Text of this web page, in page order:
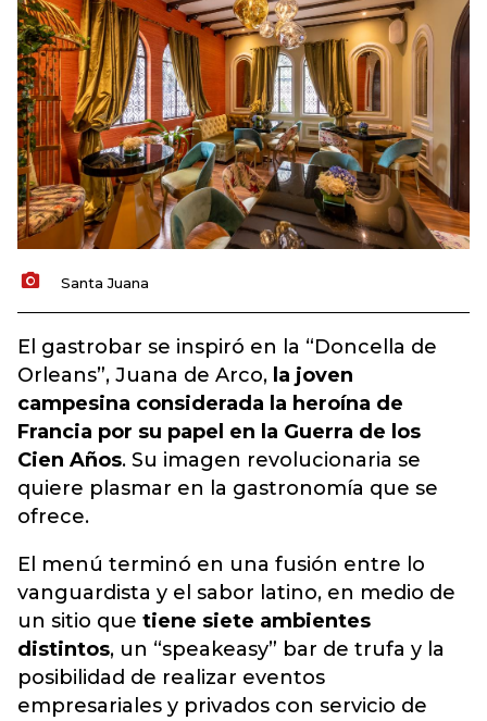
Santa Juana
El gastrobar se inspiró en la “Doncella de
Orleans”, Juana de Arco, la joven
campesina considerada la heroína de
Francia por su papel en la Guerra de los
Cien Años. Su imagen revolucionaria se
quiere plasmar en la gastronomía que se
ofrece.
El menú terminó en una fusión entre lo
vanguardista y el sabor latino, en medio de
un sitio que tiene siete ambientes
distintos, un “speakeasy” bar de trufa y la
posibilidad de realizar eventos
empresariales y privados con servicio de